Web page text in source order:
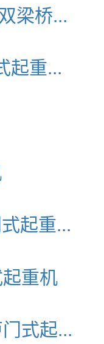
梁桥...
起重...
起重...
重机
式起...